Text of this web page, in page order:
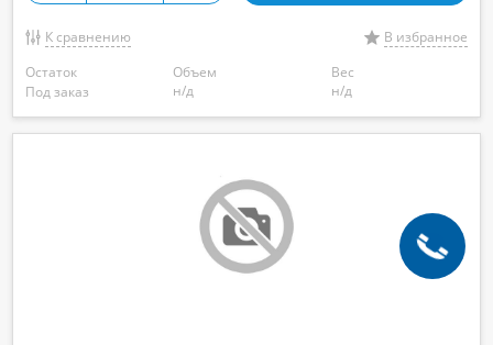
К сравнению
В избранное
Остаток
Под заказ
Объем
н/д
Вес
н/д